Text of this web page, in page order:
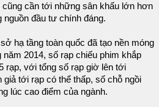
cũng cần tới những sân khấu lớn hơn
đầu tư chính đáng.
hạ tầng toàn quốc đã tạo nền móng
2014, số rạp chiếu phim khắp
rạp, với tổng số rạp giờ lên tới
tới rạp có thể thấp, số chỗ ngồi
lúc cao điểm của ngành.